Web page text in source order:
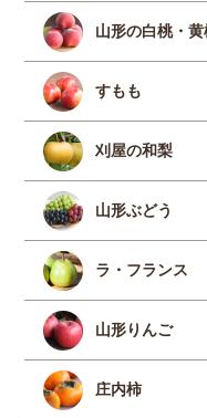
山形の白桃・
すもも
刈屋の和梨
山形ぶどう
ラ・フランス
山形りんご
庄内柿